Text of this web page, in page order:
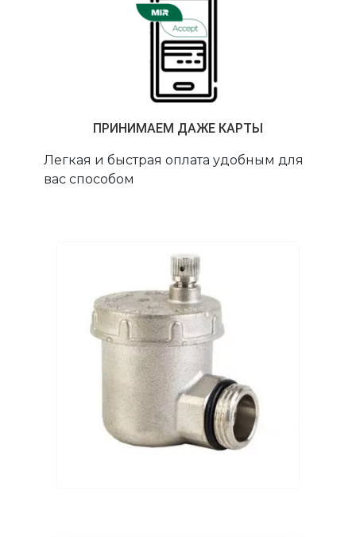
ПРИНИМАЕМ ДАЖЕ КАРТЫ
Легкая и быстрая оплата удобным для
вас способом